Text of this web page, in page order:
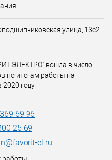
улица, 13с2
ЭЛЕКТРО" вошла в число
по итогам работы на
2020 году
69 96
25 69
el.ru